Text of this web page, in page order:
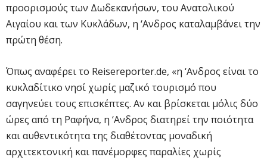
προορισμούς των Δωδεκανήσων, του Ανατολικού
Αιγαίου και των Κυκλάδων, η ‘Ανδρος καταλαμβάνει την
πρώτη θέση.
Όπως αναφέρει το Reisereporter.de, «η ‘Ανδρος είναι το
κυκλαδίτικο νησί χωρίς μαζικό τουρισμό που
σαγηνεύει τους επισκέπτες. Αν και βρίσκεται μόλις δύο
ώρες από τη Ραφήνα, η ‘Ανδρος διατηρεί την ποιότητα
και αυθεντικότητα της διαθέτοντας μοναδική
αρχιτεκτονική και πανέμορφες παραλίες χωρίς